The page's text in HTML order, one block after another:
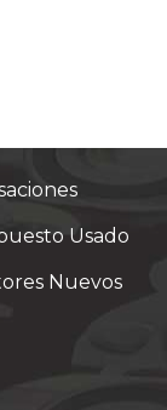
Usado
Nuevos